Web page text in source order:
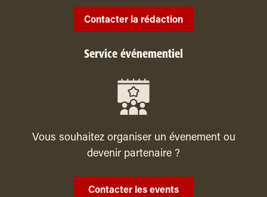
Contacter la rédaction
Service événementiel
Vous souhaitez organiser un évenement ou
devenir partenaire ?
Contacter les events